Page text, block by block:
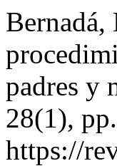
Bernadá,
padres y
28(1),
https://